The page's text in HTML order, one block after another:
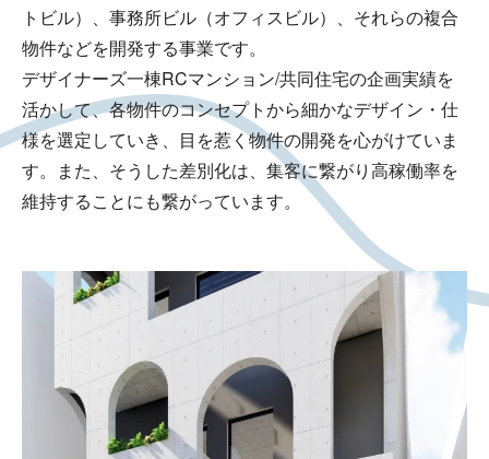
不動産再生事業
Works
トビル）、事務所ビル（オフィスビル）、それらの複合
物件などを開発する事業です。
デザイナーズ一棟RCマンション/共同住宅の企画実績を
活かして、各物件のコンセプトから細かなデザイン・仕
様を選定していき、目を惹く物件の開発を心がけていま
す。また、そうした差別化は、集客に繋がり高稼働率を
維持することにも繋がっています。